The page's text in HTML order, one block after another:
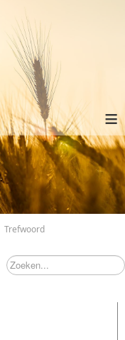
≡
Trefwoord